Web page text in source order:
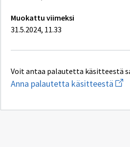
Muokattu viimeksi
31.5.2024, 11.33
Voit antaa palautetta käsitteestä
Anna palautetta käsitteestä Aloita
uuden